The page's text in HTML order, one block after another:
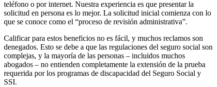
teléfono o por internet. Nuestra experiencia es que presentar la
solicitud en persona es lo mejor. La solicitud inicial comienza con lo
que se conoce como el “proceso de revisión administrativa”.
Calificar para estos beneficios no es fácil, y muchos reclamos son
denegados. Esto se debe a que las regulaciones del seguro social son
complejas, y la mayoría de las personas – incluidos muchos
abogados – no entienden completamente la extensión de la prueba
requerida por los programas de discapacidad del Seguro Social y
SSI.